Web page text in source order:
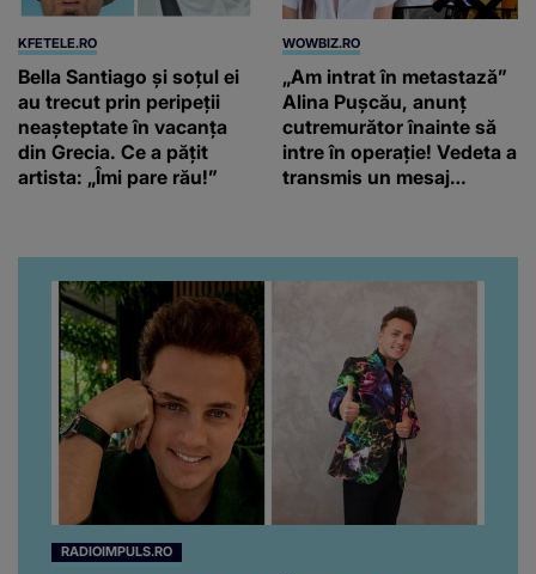
KFETELE.RO
Bella Santiago și soțul ei
au trecut prin peripeții
neașteptate în vacanța
din Grecia. Ce a pățit
artista: „Îmi pare rău!”
WOWBIZ.RO
„Am intrat în metastază”
Alina Pușcău, anunț
cutremurător înainte să
intre în operație! Vedeta a
transmis un mesaj
RADIOIMPULS.RO